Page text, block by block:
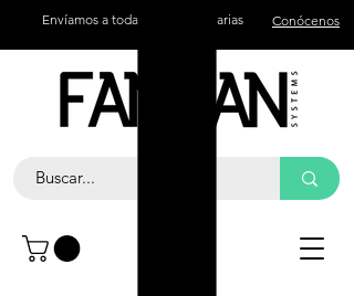
Envíamos a todas las islas Canarias Conócenos
Llama +34 672 774 327